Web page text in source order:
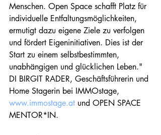
Menschen. Open Space schafft Platz für
individuelle Entfaltungsmöglichkeiten,
ermutigt dazu eigene Ziele zu verfolgen
und fördert Eigeninitiativen. Dies ist der
Start zu einem selbstbestimmten,
unabhängigen und glücklichen Leben."
DI BIRGIT RADER, Geschäftsführerin und
Home Stagerin bei IMMOstage,
www.immostage.at und OPEN SPACE
MENTOR*IN.